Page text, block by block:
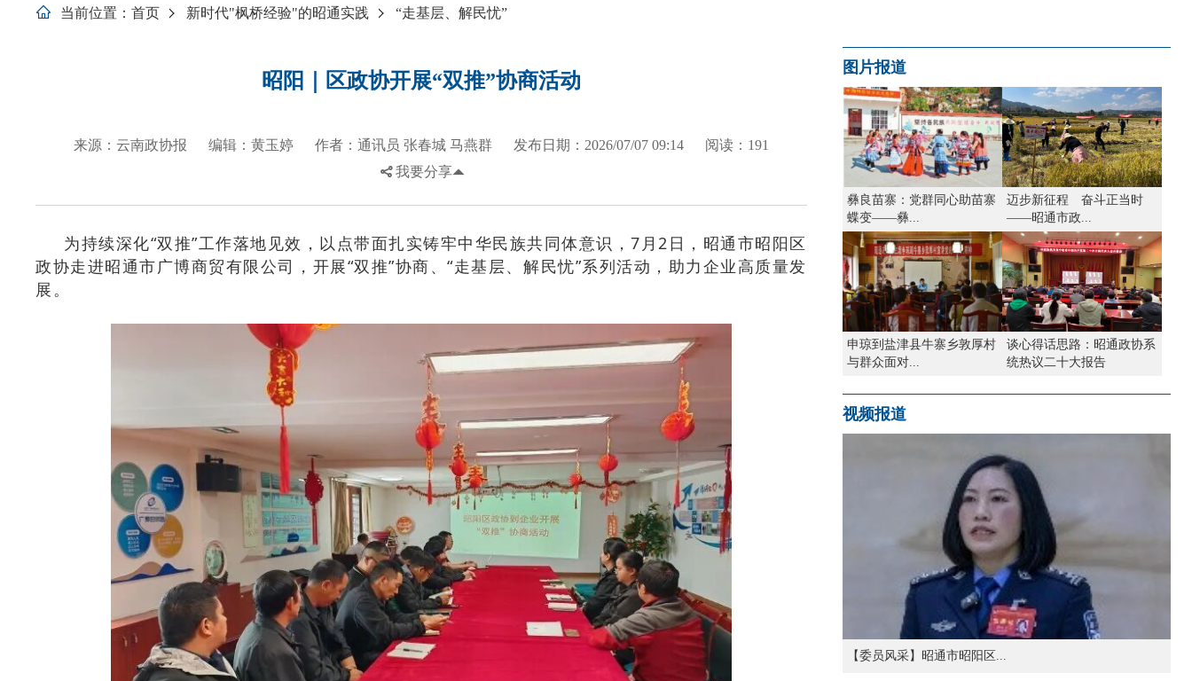
当前位置： 首页 新时代"枫桥经验"的昭通实践 “走基层、解民忧”
昭阳｜区政协开展“双推”协商活动
来源：云南政协报 编辑：黄玉婷 作者：通讯员 张春城 马燕群 发布日期：2026/07/07 09:14
阅读：191
我要分享
为持续深化“双推”工作落地见效，以点带面扎实铸牢中华民族共同体意识，7月2日，昭通市昭阳区
政协走进昭通市广博商贸有限公司，开展“双推”协商、“走基层、解民忧”系列活动，助力企业高质量发
展。
图片报道
彝良苗寨：党群同心助苗寨
蝶变——彝...
迈步新征程 奋斗正当时
——昭通市政...
申琼到盐津县牛寨乡敦厚村
与群众面对...
谈心得话思路：昭通政协系
统热议二十大报告
视频报道
【委员风采】昭通市昭阳区...